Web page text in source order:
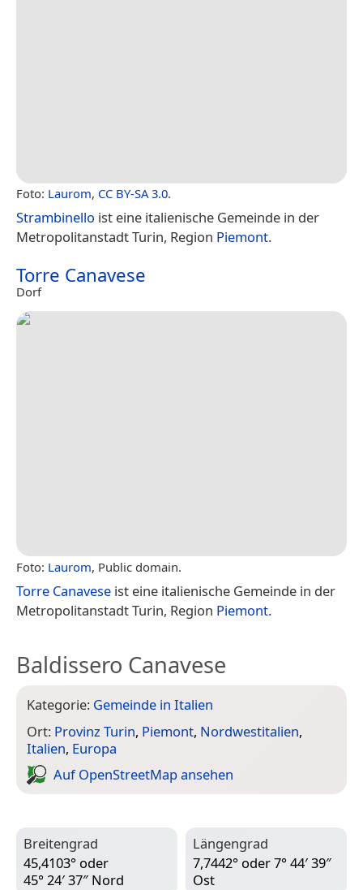
Foto: Laurom, CC BY-SA 3.0.
Strambinello ist eine italienische Gemeinde in der
Metropolitanstadt Turin, Region Piemont.
Torre Canavese
Dorf
Foto: Laurom, Public domain.
Torre Canavese ist eine italienische Gemeinde in der
Metropolitanstadt Turin, Region Piemont.
Baldissero Canavese
Kategorie: Gemeinde in Italien
Ort: Provinz Turin, Piemont, Nordwestitalien,
Italien, Europa
Auf Open­Street­Map ansehen
Breitengrad
45,4103° oder
45° 24′ 37″ Nord
Längengrad
7,7442° oder 7° 44′ 39″
Ost